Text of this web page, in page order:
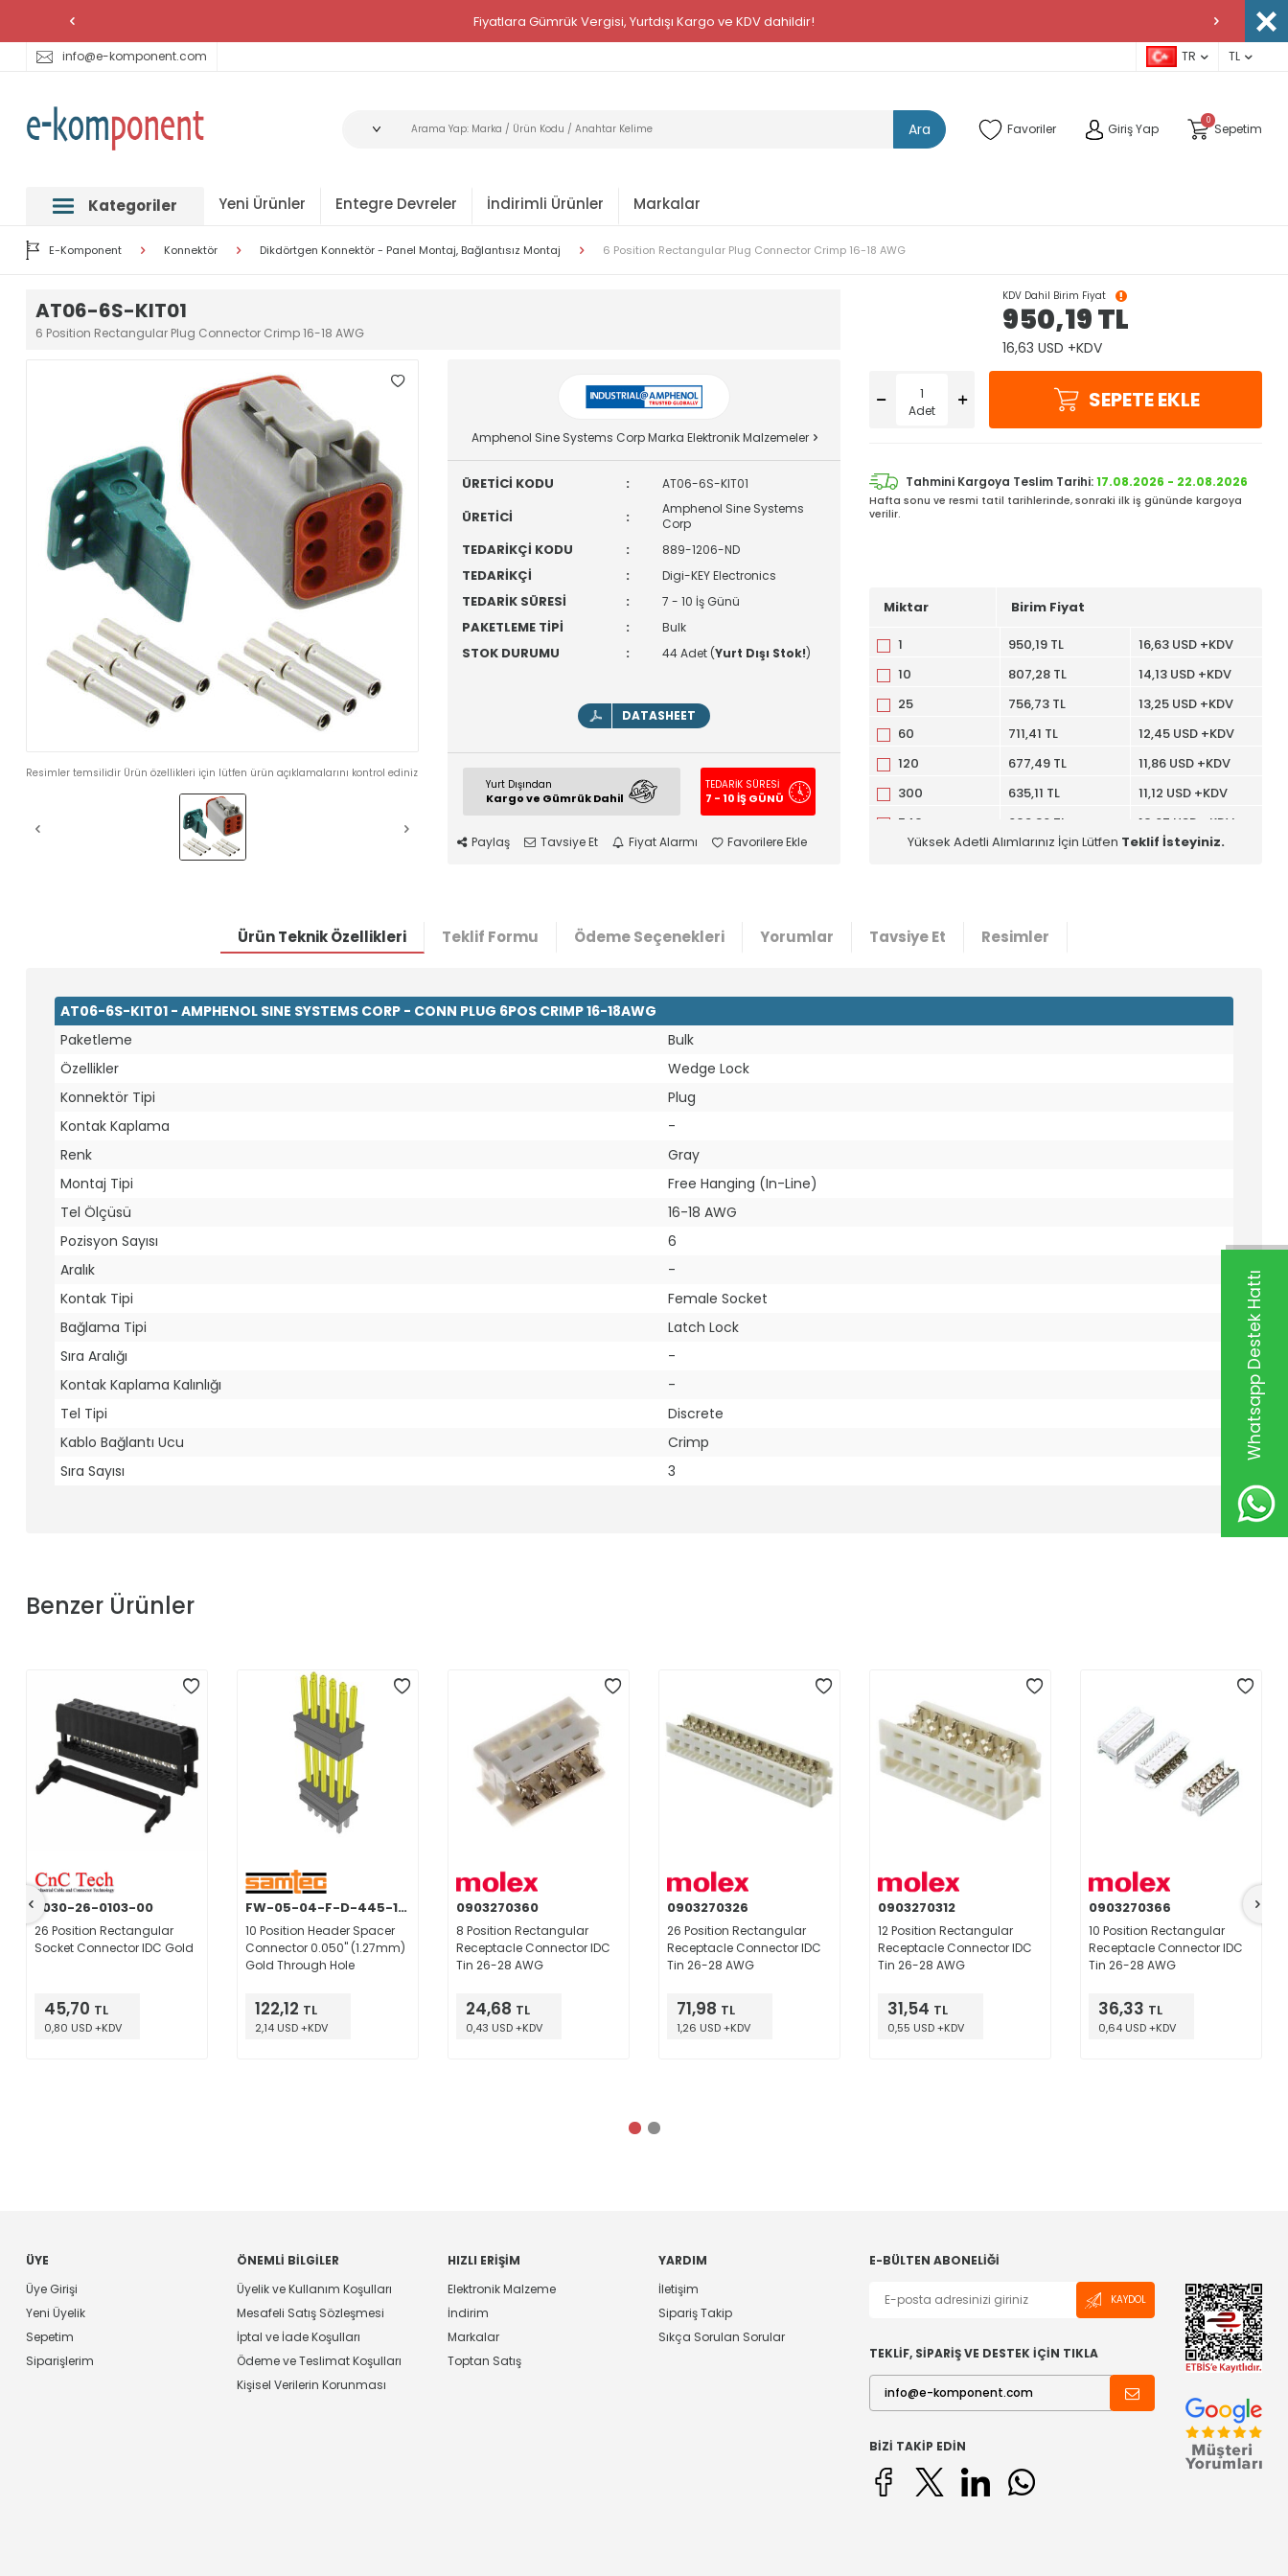
Whatsapp Destek Hattı
Fiyatlara Gümrük Vergisi, Yurtdışı Kargo ve KDV dahildir!
info@e-komponent.com TR TL
Ara Favoriler Giriş Yap
0
Sepetim
Kategoriler Yeni Ürünler Entegre Devreler İndirimli Ürünler Markalar
E-Komponent Konnektör Dikdörtgen Konnektör - Panel Montaj, Bağlantısız Montaj 6 Position Rectangular Plug Connector Crimp 16-18 AWG
AT06-6S-KIT01
6 Position Rectangular Plug Connector Crimp 16-18 AWG
Resimler temsilidir Ürün özellikleri için lütfen ürün açıklamalarını kontrol ediniz
Amphenol Sine Systems Corp Marka Elektronik Malzemeler
ÜRETİCİ KODU : AT06-6S-KIT01
ÜRETİCİ :
Amphenol Sine Systems
Corp
TEDARİKÇİ KODU : 889-1206-ND
TEDARİKÇİ : Digi-KEY Electronics
TEDARİK SÜRESİ : 7 - 10 İş Günü
PAKETLEME TİPİ : Bulk
STOK DURUMU : 44 Adet (Yurt Dışı Stok!)
DATASHEET
Yurt Dışından
Kargo ve Gümrük Dahil
TEDARİK SÜRESİ
7 - 10 İŞ GÜNÜ
Paylaş Tavsiye Et Fiyat Alarmı Favorilere Ekle
KDV Dahil Birim Fiyat
950,19TL
16,63 USD +KDV
Adet SEPETE EKLE
Tahmini Kargoya Teslim Tarihi:17.08.2026 - 22.08.2026
Hafta sonu ve resmi tatil tarihlerinde, sonraki ilk iş gününde kargoya
verilir.
Miktar Birim Fiyat
1 950,19 TL
16,63 USD +KDV
10
807,28 TL
14,13 USD +KDV
25
756,73 TL
13,25 USD +KDV
60
711,41 TL
12,45 USD +KDV
120
677,49 TL
11,86 USD +KDV
300
635,11 TL
11,12 USD +KDV
540
609,36 TL
10,67 USD +KDV
1020
582,66 TL 10,20 USD +KDV
Yüksek Adetli Alımlarınız İçin Lütfen Teklif İsteyiniz.
Ürün Teknik Özellikleri Teklif Formu Ödeme Seçenekleri Yorumlar Tavsiye Et Resimler
AT06-6S-KIT01 - AMPHENOL SINE SYSTEMS CORP - CONN PLUG 6POS CRIMP 16-18AWG
Paketleme
Bulk
Özellikler
Wedge Lock
Konnektör Tipi
Plug
Kontak Kaplama
-
Renk
Gray
Montaj Tipi
Free Hanging (In-Line)
Tel Ölçüsü
16-18 AWG
Pozisyon Sayısı
6
Aralık
-
Kontak Tipi
Female Socket
Bağlama Tipi
Latch Lock
Sıra Aralığı
-
Kontak Kaplama Kalınlığı
-
Tel Tipi
Discrete
Kablo Bağlantı Ucu
Crimp
Sıra Sayısı
3
Benzer Ürünler
3030-26-0103-00
26 Position Rectangular
Socket Connector IDC Gold
45,70 TL
0,80 USD +KDV
FW-05-04-F-D-445-155
10 Position Header Spacer
Connector 0.050" (1.27mm)
Gold Through Hole
122,12 TL
2,14 USD +KDV
0903270360
8 Position Rectangular
Receptacle Connector IDC
Tin 26-28 AWG
24,68 TL
0,43 USD +KDV
0903270326
26 Position Rectangular
Receptacle Connector IDC
Tin 26-28 AWG
71,98 TL
1,26 USD +KDV
0903270312
12 Position Rectangular
Receptacle Connector IDC
Tin 26-28 AWG
31,54 TL
0,55 USD +KDV
0903270366
10 Position Rectangular
Receptacle Connector IDC
Tin 26-28 AWG
36,33 TL
0,64 USD +KDV
ÜYE
Üye Girişi
Yeni Üyelik
Sepetim
Siparişlerim
ÖNEMLI BILGILER
Üyelik ve Kullanım Koşulları
Mesafeli Satış Sözleşmesi
İptal ve İade Koşulları
Ödeme ve Teslimat Koşulları
Kişisel Verilerin Korunması
HIZLI ERIŞIM
Elektronik Malzeme
İndirim
Markalar
Toptan Satış
YARDIM
İletişim
Sipariş Takip
Sıkça Sorulan Sorular
E-BÜLTEN ABONELIĞI
KAYDOL
TEKLİF, SİPARİŞ VE DESTEK İÇİN TIKLA
BIZI TAKIP EDIN